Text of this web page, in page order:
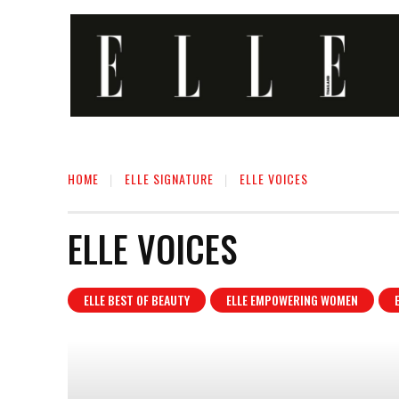
HOME ELLE SIGNATURE ELLE VOICES
ELLE VOICES
ELLE BEST OF BEAUTY ELLE EMPOWERING WOMEN